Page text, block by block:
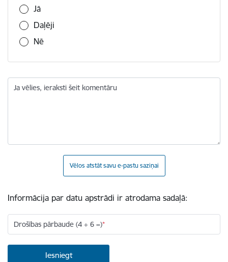
Jā
Daļēji
Nē
Ja vēlies, ieraksti šeit komentāru
Vēlos atstāt savu e-pastu saziņai
Informācija par datu apstrādi ir atrodama sadaļā:
Drošības pārbaude (4 + 6 =)